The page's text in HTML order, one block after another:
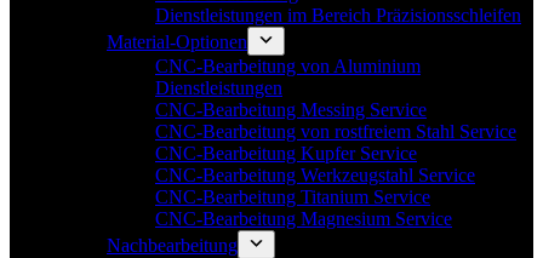
Dienstleistungen im Bereich Präzisionsschleifen
Material-Optionen
CNC-Bearbeitung von Aluminium
Dienstleistungen
CNC-Bearbeitung Messing Service
CNC-Bearbeitung von rostfreiem Stahl Service
CNC-Bearbeitung Kupfer Service
CNC-Bearbeitung Werkzeugstahl Service
CNC-Bearbeitung Titanium Service
CNC-Bearbeitung Magnesium Service
Nachbearbeitung